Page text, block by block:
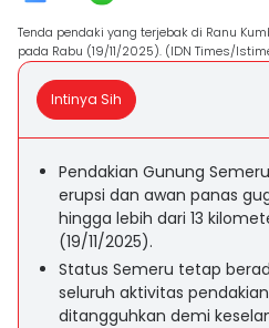
Tenda pendaki yang terjebak di Ranu
pada Rabu (19/11/2025). (IDN Times/
Intinya Sih
Pendakian Gunung
erupsi dan awan panas
hingga lebih dari 13
(19/11/2025).
Status Semeru tetap
seluruh aktivitas
ditangguhkan demi